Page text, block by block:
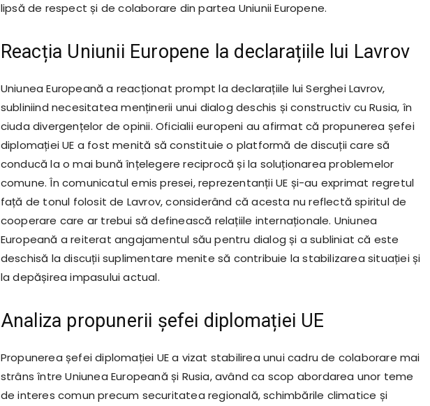
lipsă de respect și de colaborare din partea Uniunii Europene.
Reacția Uniunii Europene la declarațiile lui Lavrov
Uniunea Europeană a reacționat prompt la declarațiile lui Serghei Lavrov,
subliniind necesitatea menținerii unui dialog deschis și constructiv cu Rusia, în
ciuda divergențelor de opinii. Oficialii europeni au afirmat că propunerea șefei
diplomației UE a fost menită să constituie o platformă de discuții care să
conducă la o mai bună înțelegere reciprocă și la soluționarea problemelor
comune. În comunicatul emis presei, reprezentanții UE și-au exprimat regretul
față de tonul folosit de Lavrov, considerând că acesta nu reflectă spiritul de
cooperare care ar trebui să definească relațiile internaționale. Uniunea
Europeană a reiterat angajamentul său pentru dialog și a subliniat că este
deschisă la discuții suplimentare menite să contribuie la stabilizarea situației și
la depășirea impasului actual.
Analiza propunerii șefei diplomației UE
Propunerea șefei diplomației UE a vizat stabilirea unui cadru de colaborare mai
strâns între Uniunea Europeană și Rusia, având ca scop abordarea unor teme
de interes comun precum securitatea regională, schimbările climatice și